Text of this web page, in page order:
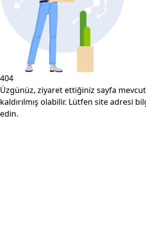
404
Üzgünüz, ziyaret ettiğiniz sayfa
kaldırılmış olabilir. Lütfen site adresi
edin.